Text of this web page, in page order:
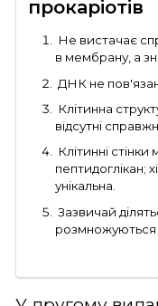
прокаріотів
Не вистачає
в мембрану, а
ДНК не
Клітинна
відсутні
Клітинні
пептидоглікан;
унікальна.
Зазвичай
розмножуються